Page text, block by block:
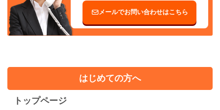
はじめての方へ
トップページ
メールでお問い合わせはこちら